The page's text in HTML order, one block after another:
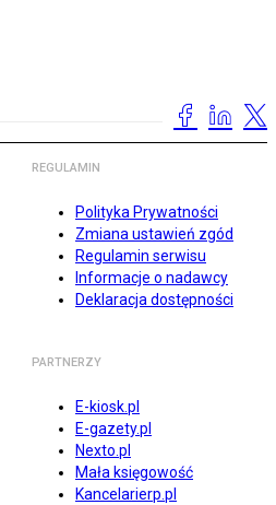
REGULAMIN
Polityka Prywatności
Zmiana ustawień zgód
Regulamin serwisu
Informacje o nadawcy
Deklaracja dostępności
PARTNERZY
E-kiosk.pl
E-gazety.pl
Nexto.pl
Mała księgowość
Kancelarierp.pl